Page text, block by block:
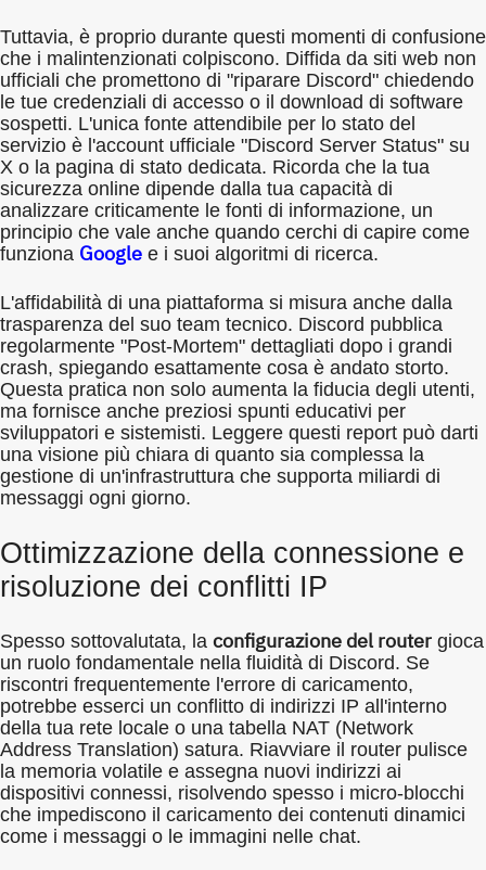
Tuttavia, è proprio durante questi momenti di confusione
che i malintenzionati colpiscono. Diffida da siti web non
ufficiali che promettono di "riparare Discord" chiedendo
le tue credenziali di accesso o il download di software
sospetti. L'unica fonte attendibile per lo stato del
servizio è l'account ufficiale "Discord Server Status" su
X o la pagina di stato dedicata. Ricorda che la tua
sicurezza online dipende dalla tua capacità di
analizzare criticamente le fonti di informazione, un
principio che vale anche quando cerchi di capire come
funziona Google e i suoi algoritmi di ricerca.
L'affidabilità di una piattaforma si misura anche dalla
trasparenza del suo team tecnico. Discord pubblica
regolarmente "Post-Mortem" dettagliati dopo i grandi
crash, spiegando esattamente cosa è andato storto.
Questa pratica non solo aumenta la fiducia degli utenti,
ma fornisce anche preziosi spunti educativi per
sviluppatori e sistemisti. Leggere questi report può darti
una visione più chiara di quanto sia complessa la
gestione di un'infrastruttura che supporta miliardi di
messaggi ogni giorno.
Ottimizzazione della connessione e
risoluzione dei conflitti IP
Spesso sottovalutata, la configurazione del router gioca
un ruolo fondamentale nella fluidità di Discord. Se
riscontri frequentemente l'errore di caricamento,
potrebbe esserci un conflitto di indirizzi IP all'interno
della tua rete locale o una tabella NAT (Network
Address Translation) satura. Riavviare il router pulisce
la memoria volatile e assegna nuovi indirizzi ai
dispositivi connessi, risolvendo spesso i micro-blocchi
che impediscono il caricamento dei contenuti dinamici
come i messaggi o le immagini nelle chat.